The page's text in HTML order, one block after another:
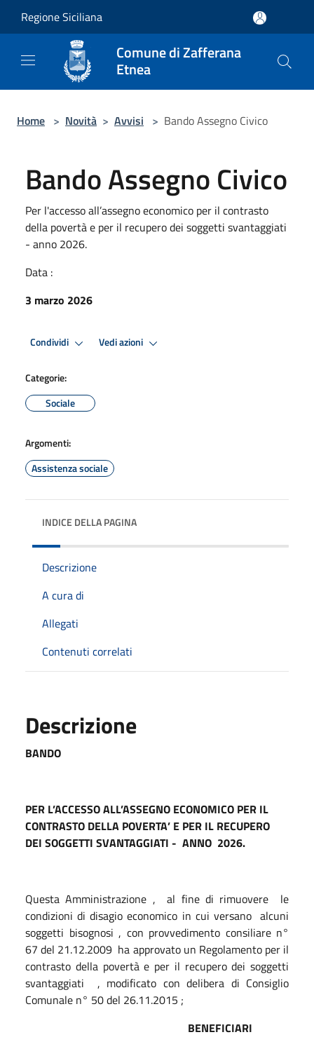
Regione Siciliana
Comune di Zafferana
Etnea
Home > Novità > Avvisi > Bando Assegno Civico
Bando Assegno Civico
Per l'accesso all’assegno economico per il contrasto
della povertà e per il recupero dei soggetti svantaggiati
- anno 2026.
Data :
3 marzo 2026
Condividi Vedi azioni
Categorie:
Sociale
Argomenti:
Assistenza sociale
INDICE DELLA PAGINA
Descrizione
A cura di
Allegati
Contenuti correlati
Descrizione
BANDO
PER L’ACCESSO ALL’ASSEGNO ECONOMICO PER IL
CONTRASTO DELLA POVERTA’ E PER IL RECUPERO
DEI SOGGETTI SVANTAGGIATI - ANNO 2026.
Questa Amministrazione , al fine di rimuovere
le
condizioni di disagio economico in cui versano alcuni
soggetti bisognosi , con provvedimento consiliare n°
67 del 21.12.2009 ha approvato un Regolamento per il
contrasto della povertà e per il recupero dei soggetti
svantaggiati
, modificato con delibera di Consiglio
Comunale n° 50 del 26.11.2015 ;
BENEFICIARI